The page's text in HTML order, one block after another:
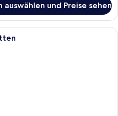
auswählen und Preise sehen
Ein Hotelzimmer mit zwei Betten,